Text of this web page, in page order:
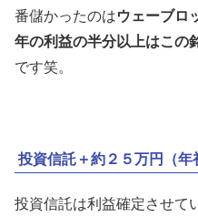
番儲かったのはウェーブロ
年の利益の半分以上はこの
です笑。
投資信託＋約２５万円（年
投資信託は利益確定させて